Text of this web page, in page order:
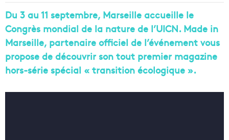
Du 3 au 11 septembre, Marseille accueille le
Congrès mondial de la nature de l’UICN. Made in
Marseille, partenaire officiel de l’événement vous
propose de découvrir son tout premier magazine
hors-série spécial « transition écologique ».